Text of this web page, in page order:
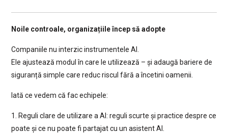
Noile controale, organizațiile încep să adopte
Companiile nu interzic instrumentele AI.
Ele ajustează modul în care le utilizează – și adaugă bariere de
siguranță simple care reduc riscul fără a încetini oamenii.
Iată ce vedem că fac echipele:
1. Reguli clare de utilizare a AI: reguli scurte și practice despre ce
poate și ce nu poate fi partajat cu un asistent AI.